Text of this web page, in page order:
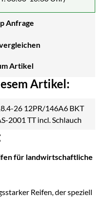
Anfrage
Artikel
Artikel:
26 12PR/146A6 BKT
2001 TT incl. Schlauch
für landwirtschaftliche
Reifen, der speziell